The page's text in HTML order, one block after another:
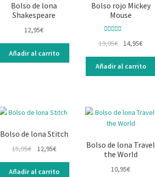
Bolso de lona
Shakespeare
12,95€
Añadir al carrito
Bolso rojo Mickey
Mouse
5.00
de 5
19,95€ 14,95€
Añadir al carrito
Bolso de lona Stitch
15,95€ 12,95€
Añadir al carrito
Bolso de lona Travel
the World
10,95€